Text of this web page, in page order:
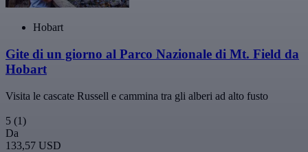
Hobart
Gite di un giorno al Parco Nazionale di Mt. Field da
Hobart
Visita le cascate Russell e cammina tra gli alberi ad alto fusto
5 (1)
Da
133,57 USD